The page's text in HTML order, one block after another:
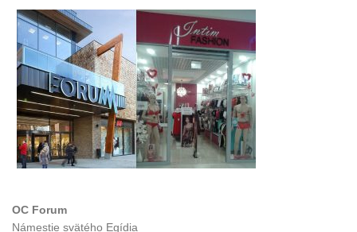
OC Forum
Námestie svätého Egídia